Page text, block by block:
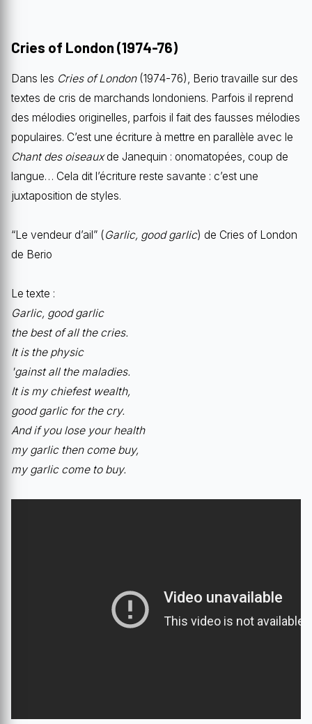
Cries of London (1974-76)
Dans les Cries of London(1974-76), Berio travaille sur des
textes de cris de marchands londoniens. Parfois il reprend
des mélodies originelles, parfois il fait des fausses mélodies
populaires. C’est une écriture à mettre en parallèle avec le
Chant des oiseauxde Janequin : onomatopées, coup de
langue… Cela dit l’écriture reste savante : c’est une
juxtaposition de styles.
“Le vendeur d’ail” (Garlic, good garlic) de Cries of London
de Berio
Le texte :
Garlic, good garlic
the best of all the cries.
It is the physic
'gainst all the maladies.
It is my chiefest wealth,
good garlic for the cry.
And if you lose your health
my garlic then come buy,
my garlic come to buy.